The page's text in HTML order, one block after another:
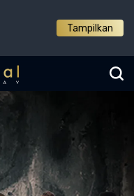
Tampilkan